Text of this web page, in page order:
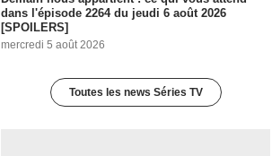
dans l'épisode 2264 du jeudi 6 août 2026
[SPOILERS]
mercredi 5 août 2026
Toutes les news Séries TV